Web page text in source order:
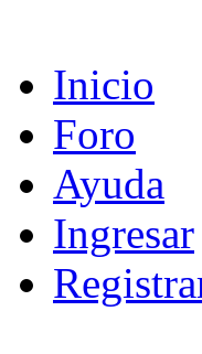
Inicio
Foro
Ayuda
Ingresar